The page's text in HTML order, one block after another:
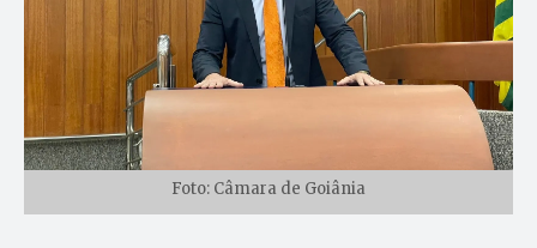
Foto: Câmara de Goiânia